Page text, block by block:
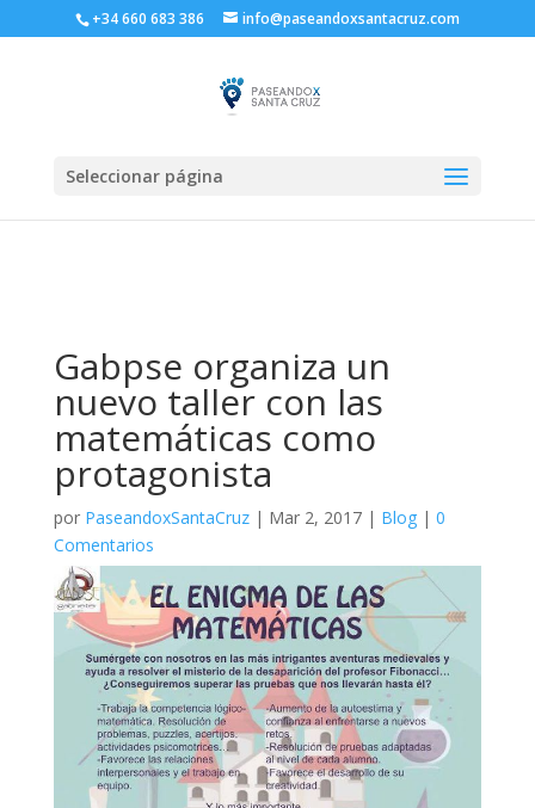
+34 660 683 386 info@paseandoxsantacruz.com
Seleccionar página
Gabpse organiza un
nuevo taller con las
matemáticas como
protagonista
por PaseandoxSantaCruz| Mar 2, 2017| Blog| 0
Comentarios